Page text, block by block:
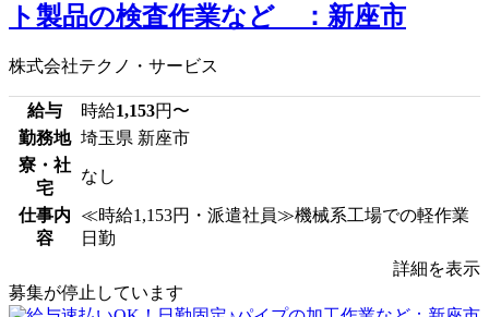
ト製品の検査作業など ：新座市
株式会社テクノ・サービス
給与 時給1,153円〜
勤務地 埼玉県 新座市
寮・社
宅
なし
仕事内
容
≪時給1,153円・派遣社員≫機械系工場での軽作業
日勤
詳細を表示
募集が停止しています